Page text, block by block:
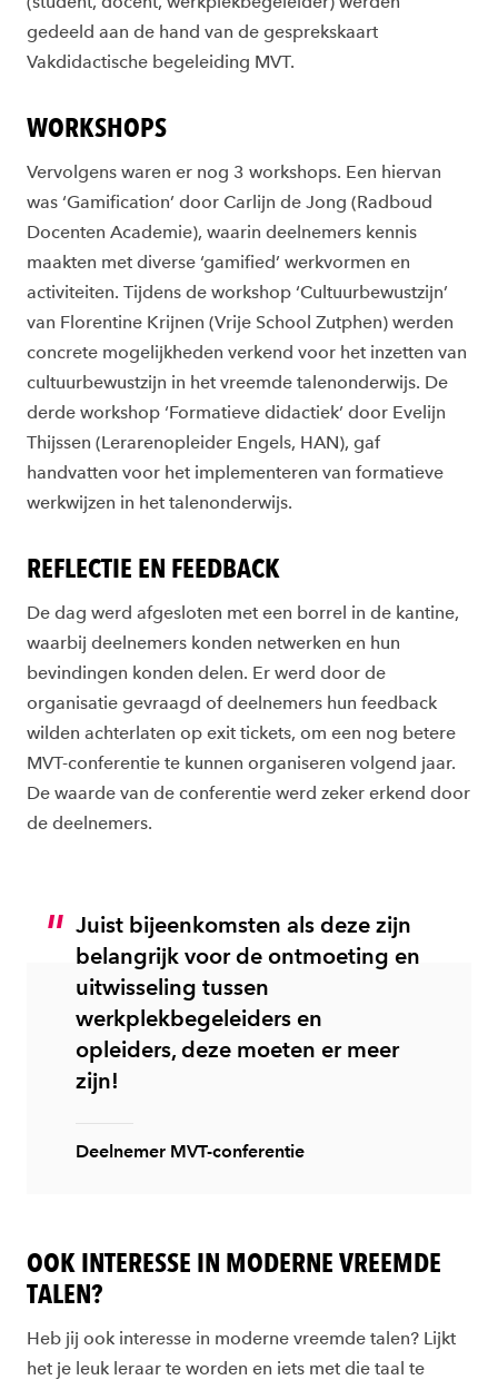
gedeeld aan de hand van de gesprekskaart
Vakdidactische begeleiding MVT.
WORKSHOPS
Vervolgens waren er nog 3 workshops. Een hiervan
was ‘Gamification’ door Carlijn de Jong (Radboud
Docenten Academie), waarin deelnemers kennis
maakten met diverse ‘gamified’ werkvormen en
activiteiten. Tijdens de workshop ‘Cultuurbewustzijn’
van Florentine Krijnen (Vrije School Zutphen) werden
concrete mogelijkheden verkend voor het inzetten van
cultuurbewustzijn in het vreemde talenonderwijs. De
derde workshop ‘Formatieve didactiek’ door Evelijn
Thijssen (Lerarenopleider Engels, HAN), gaf
handvatten voor het implementeren van formatieve
werkwijzen in het talenonderwijs.
REFLECTIE EN FEEDBACK
De dag werd afgesloten met een borrel in de kantine,
waarbij deelnemers konden netwerken en hun
bevindingen konden delen. Er werd door de
organisatie gevraagd of deelnemers hun feedback
wilden achterlaten op exit tickets, om een nog betere
MVT-conferentie te kunnen organiseren volgend jaar.
De waarde van de conferentie werd zeker erkend door
de deelnemers.
Juist bijeenkomsten als deze zijn
belangrijk voor de ontmoeting en
uitwisseling tussen
werkplekbegeleiders en
opleiders, deze moeten er meer
zijn!
Deelnemer MVT-conferentie
OOK INTERESSE IN MODERNE VREEMDE
TALEN?
Heb jij ook interesse in moderne vreemde talen? Lijkt
het je leuk leraar te worden en iets met die taal te